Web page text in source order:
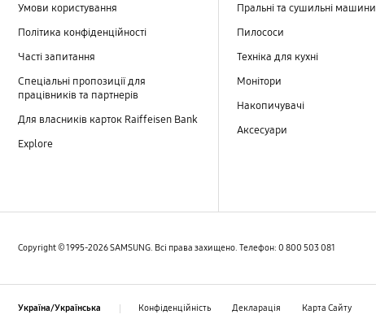
Умови користування
Політика конфіденційності
Часті запитання
Спеціальні пропозиції для
працівників та партнерів
Для власників карток Raiffeisen Bank
Explore
Пральні та сушильні машини
Пилососи
Техніка для кухні
Монітори
Накопичувачі
Аксесуари
Copyright © 1995-2026 SAMSUNG. Всі права захищено. Телефон: 0 800 503 081
Україна/Українська Конфiденцiйнiсть Декларацiя Карта Сайту